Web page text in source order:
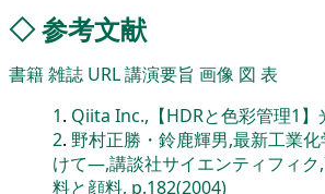
◇参考文献
書籍雑誌 URL講演要旨 画像 図 表
1. Qiita Inc.,【HDRと色彩管理1】
2. 野村正勝・鈴鹿輝男,最新工業
けて―,講談社サイエンティフィク
料と顔料, p.182(2004)